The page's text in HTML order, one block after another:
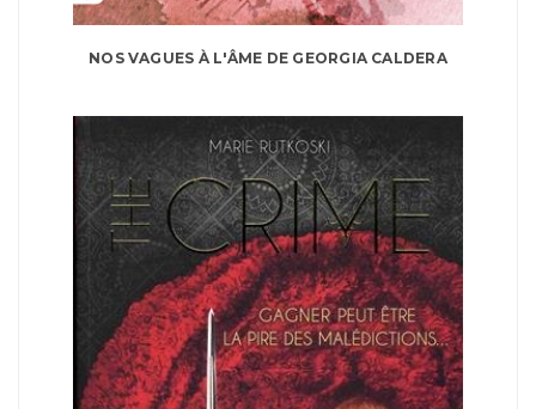
NOS VAGUES À L'ÂME DE GEORGIA CALDERA